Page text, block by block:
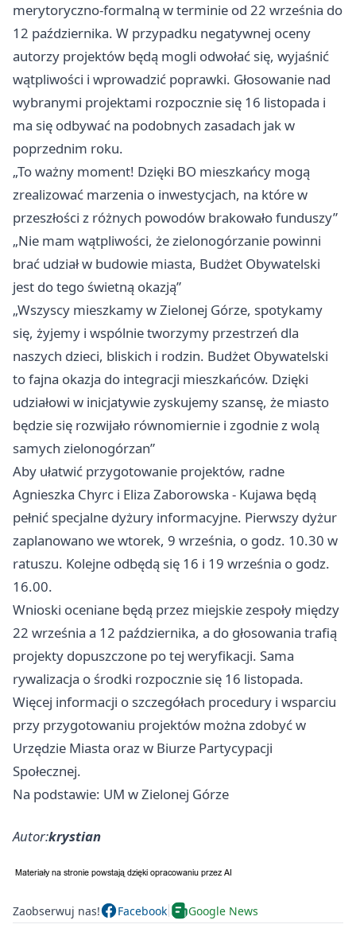
merytoryczno-formalną w terminie od 22 września do
12 października. W przypadku negatywnej oceny
autorzy projektów będą mogli odwołać się, wyjaśnić
wątpliwości i wprowadzić poprawki. Głosowanie nad
wybranymi projektami rozpocznie się 16 listopada i
ma się odbywać na podobnych zasadach jak w
poprzednim roku.
„To ważny moment! Dzięki BO mieszkańcy mogą
zrealizować marzenia o inwestycjach, na które w
przeszłości z różnych powodów brakowało funduszy”
„Nie mam wątpliwości, że zielonogórzanie powinni
brać udział w budowie miasta, Budżet Obywatelski
jest do tego świetną okazją”
„Wszyscy mieszkamy w Zielonej Górze, spotykamy
się, żyjemy i wspólnie tworzymy przestrzeń dla
naszych dzieci, bliskich i rodzin. Budżet Obywatelski
to fajna okazja do integracji mieszkańców. Dzięki
udziałowi w inicjatywie zyskujemy szansę, że miasto
będzie się rozwijało równomiernie i zgodnie z wolą
samych zielonogórzan”
Aby ułatwić przygotowanie projektów, radne
Agnieszka Chyrc i Eliza Zaborowska - Kujawa będą
pełnić specjalne dyżury informacyjne. Pierwszy dyżur
zaplanowano we wtorek, 9 września, o godz. 10.30 w
ratuszu. Kolejne odbędą się 16 i 19 września o godz.
16.00.
Wnioski oceniane będą przez miejskie zespoły między
22 września a 12 października, a do głosowania trafią
projekty dopuszczone po tej weryfikacji. Sama
rywalizacja o środki rozpocznie się 16 listopada.
Więcej informacji o szczegółach procedury i wsparciu
przy przygotowaniu projektów można zdobyć w
Urzędzie Miasta oraz w Biurze Partycypacji
Społecznej.
Na podstawie: UM w Zielonej Górze
Autor:krystian
Zaobserwuj nas! Facebook Google News